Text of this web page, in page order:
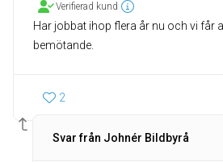
Verifierad kund
Har jobbat ihop flera år nu och vi får
bemötande.
2
Svar från Johnér Bildbyrå